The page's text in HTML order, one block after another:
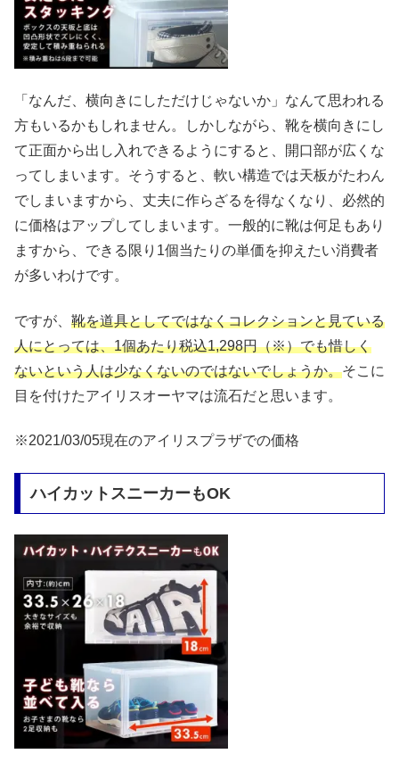
「なんだ、横向きにしただけじゃないか」なんて思われる
方もいるかもしれません。しかしながら、靴を横向きにし
て正面から出し入れできるようにすると、開口部が広くな
ってしまいます。そうすると、軟い構造では天板がたわん
でしまいますから、丈夫に作らざるを得なくなり、必然的
に価格はアップしてしまいます。一般的に靴は何足もあり
ますから、できる限り1個当たりの単価を抑えたい消費者
が多いわけです。
ですが、 靴を道具としてではなくコレクションと見ている
人にとっては、1個あたり税込1,298円（※）でも惜しく
ないという人は少なくないのではないでしょうか。そこに
目を付けたアイリスオーヤマは流石だと思います。
※2021/03/05現在のアイリスプラザでの価格
ハイカットスニーカーもOK